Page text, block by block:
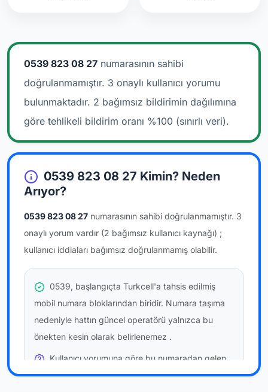
0539 823 08 27 numarasının sahibi
doğrulanmamıştır. 3 onaylı kullanıcı yorumu
bulunmaktadır. 2 bağımsız bildirimin dağılımına
göre tehlikeli bildirim oranı %100 (sınırlı veri).
0539 823 08 27 Kimin? Neden
Arıyor?
0539 823 08 27 numarasının sahibi doğrulanmamıştır. 3
onaylı yorum vardır (2 bağımsız kullanıcı kaynağı) ;
kullanıcı iddiaları bağımsız doğrulanmamış olabilir.
0539, başlangıçta Turkcell'a tahsis edilmiş
mobil numara bloklarından biridir. Numara taşıma
nedeniyle hattın güncel operatörü yalnızca bu
önekten kesin olarak belirlenemez .
Kullanıcı yorumuna göre bu numaradan gelen
çağrılaratemkinli yaklaşmanızönerilir; bu bir site